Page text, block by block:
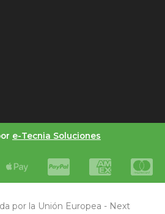
e-Tecnia Soluciones
por la Unión Europea - Next